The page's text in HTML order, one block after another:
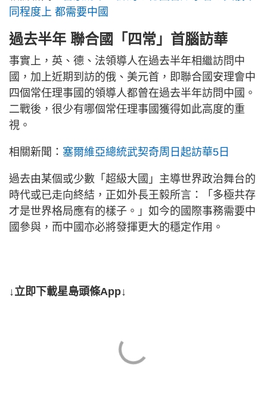
同程度上 都需要中國
過去半年 聯合國「四常」首腦訪華
事實上，英、德、法領導人在過去半年相繼訪問中
國，加上近期到訪的俄、美元首，即聯合國安理會中
四個常任理事國的領導人都曾在過去半年訪問中國。
二戰後，很少有哪個常任理事國獲得如此高度的重
視。
相關新聞： 塞爾維亞總統武契奇周日起訪華5日
過去由某個或少數「超級大國」主導世界政治舞台的
時代或已走向終結，正如外長王毅所言：「多極共存
才是世界格局應有的樣子。」如今的國際事務需要中
國參與，而中國亦必將發揮更大的穩定作用。
↓立即下載星島頭條App↓